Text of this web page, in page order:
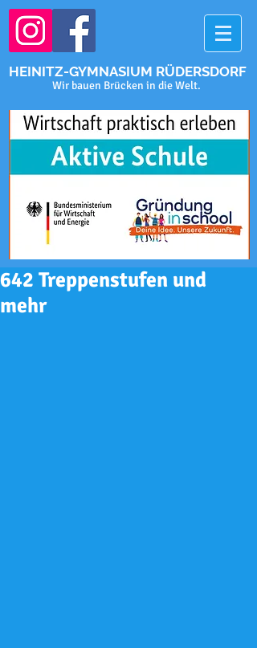
HEINITZ-GYMNASIUM RÜDERSDORF
Wir bauen Brücken in die Welt.
642 Treppenstufen und
mehr